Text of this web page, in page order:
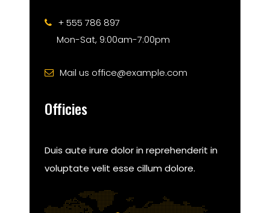
+ 555 786 897
Mon-Sat, 9:00am-7:00pm
Mail us office@example.com
Officies
Duis aute irure dolor in reprehenderit in
voluptate velit esse cillum dolore.